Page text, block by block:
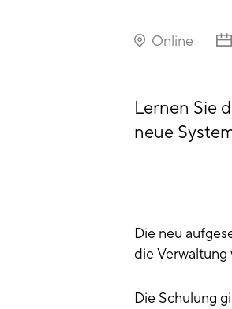
Online
Lernen Sie
neue
Die neu
die
Die Schulung